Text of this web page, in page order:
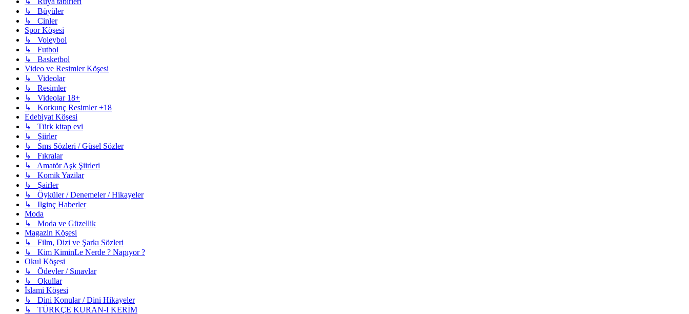
↳ Büyüler
↳ Cinler
Spor Köşesi
↳ Voleybol
↳ Futbol
↳ Basketbol
Video ve Resimler Köşesi
↳ Videolar
↳ Resimler
↳ Videolar 18+
↳ Korkunç Resimler +18
Edebiyat Köşesi
↳ Türk kitap evi
↳ Şiirler
↳ Sms Sözleri / Güsel Sözler
↳ Fıkralar
↳ Amatör Aşk Şiirleri
↳ Komik Yazilar
↳ Şairler
↳ Öyküler / Denemeler / Hikayeler
↳ Ilginç Haberler
Moda
↳ Moda ve Güzellik
Magazin Köşesi
↳ Film, Dizi ve Şarkı Sözleri
↳ Kim KiminLe Nerde ? Napıyor ?
Okul Köşesi
↳ Ödevler / Sınavlar
↳ Okullar
İslami Köşesi
↳ Dini Konular / Dini Hikayeler
↳ TÜRKÇE KURAN-I KERİM